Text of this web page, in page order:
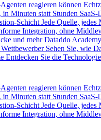
reagieren können
Minuten statt Stunden SaaS-
Schicht Jede Quelle, jedes
Integration, ohne
und mehr Dataddo Academy
Sehen Sie, wie
Entdecken Sie die
reagieren können
Minuten statt Stunden SaaS-
Schicht Jede Quelle, jedes
Integration, ohne